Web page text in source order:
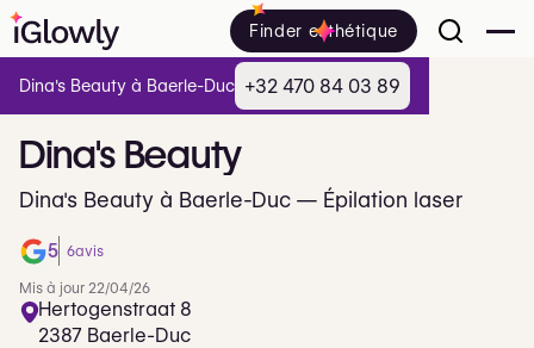
Finder esthétique
Dina's Beauty
Dina's Beauty à Baerle-Duc — Épilation laser
5 6avis
Mis à jour 22/04/26
Hertogenstraat 8
2387 Baerle-Duc
Dina's Beauty à Baerle-Duc +32 470 84 03 89